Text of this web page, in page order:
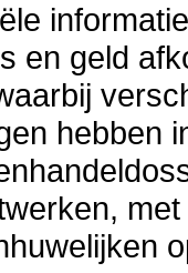
en geld
hebben